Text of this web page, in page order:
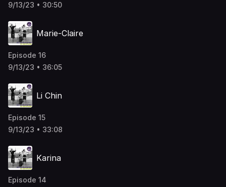
9/13/23 • 30:50
Marie-Claire
Episode 16
9/13/23 • 36:05
Li Chin
Episode 15
9/13/23 • 33:08
Karina
Episode 14